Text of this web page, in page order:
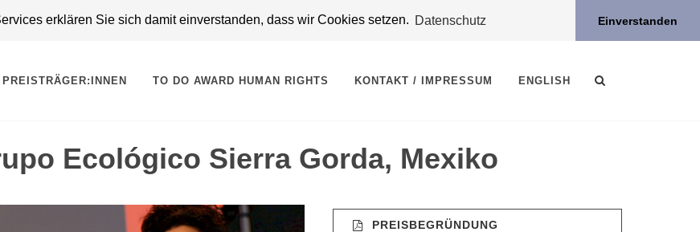
erklären Sie sich damit einverstanden, dass wir Cookies setzen. Datenschutz Einverstanden
PREISTRÄGER:INNEN TO DO AWARD HUMAN RIGHTS KONTAKT / IMPRESSUM ENGLISH
Ecológico Sierra Gorda, Mexiko
PREISBEGRÜNDUNG